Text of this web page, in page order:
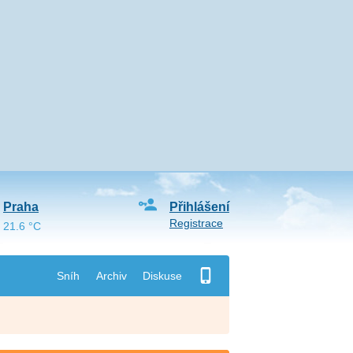
Sníh Archiv Diskuse
Přihlášení
Registrace
Praha
21.6 °C